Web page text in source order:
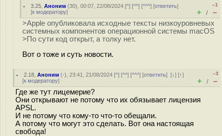
3.25 ,Аноним (30), 00:07, 22/08/2024 [^] [^^] [^^^] [ответить]
[к модератору]
–1
+ / –
>Apple опубликовала исходные тексты низкоуровневых
системных компонентов операционной системы macOS
>По сути код открыт, а толку нет.
Вот о тоже и суть новости.
2.18 ,Аноним (-), 23:41, 21/08/2024 [^] [^^] [^^^] [ответить][↓] [↑]
[к модератору]
–3
+ / –
Где же тут лицемерие?
Они открывают не потому что их обязывает лицензия
APSL.
И не потому что кому-то что-то обещали.
А потому что могут это сделать. Вот она настоящая
свобода!